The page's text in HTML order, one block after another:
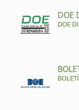
DOE
DOE